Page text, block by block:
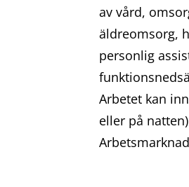
av vård,
äldreomsorg,
personlig
Arbetet kan
eller på